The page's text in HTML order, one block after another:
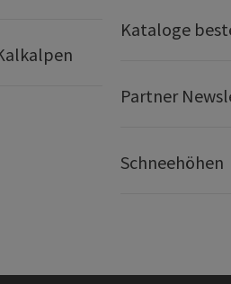
Kataloge
Partner
Schneehöhen